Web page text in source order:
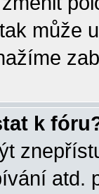
může
k
atd.